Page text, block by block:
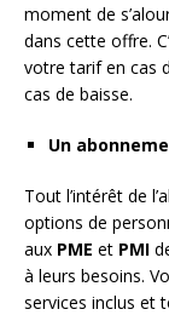
moment de
dans cette offre.
votre tarif en cas
cas de baisse.
Un
Tout l’intérêt de
options de
aux PME et PMI
à leurs besoins.
services inclus et